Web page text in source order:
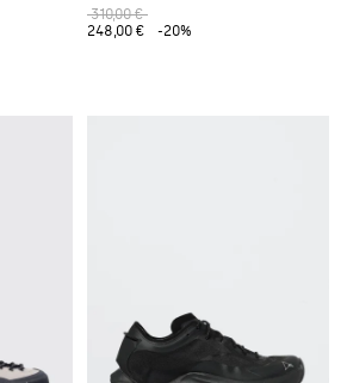
310,00 €
248,00 €
-20%